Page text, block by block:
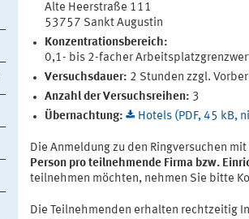
Alte Heerstraße 111
53757 Sankt Augustin
Konzentrationsbereich:
0,1- bis 2-facher
Versuchsdauer: 2 Stunden zzgl.
Anzahl der Versuchsreihen: 3
Übernachtung:
Hotels (PDF, 45 kB,
Die Anmeldung zu den Ringversuchen
Person pro teilnehmende Firma bzw.
teilnehmen möchten, nehmen Sie bitte
Die Teilnehmenden erhalten rechtzeitig